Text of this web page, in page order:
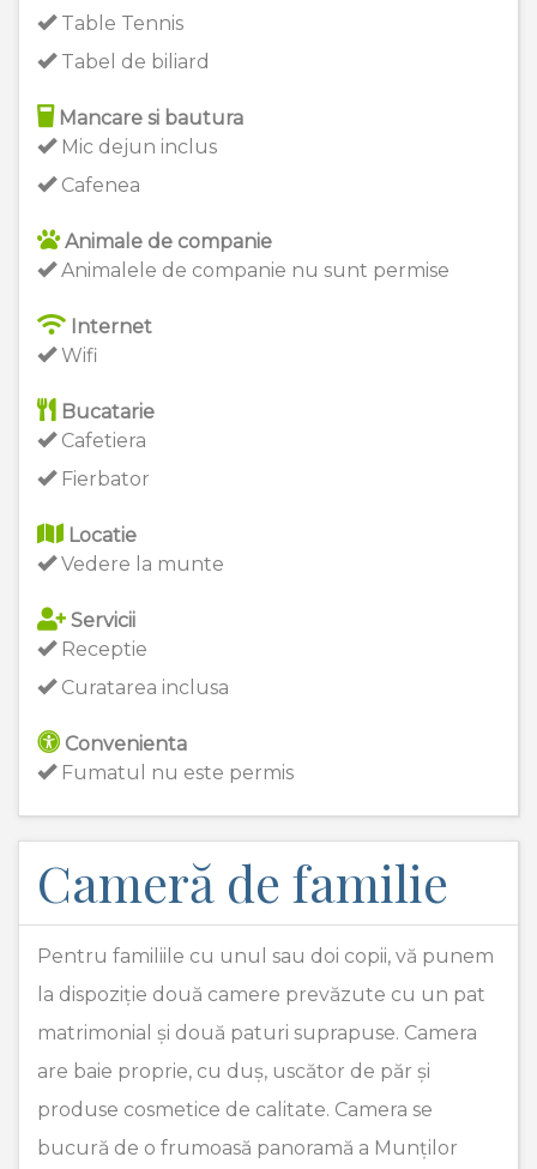
Table Tennis
Tabel de biliard
Mancare si bautura
Mic dejun inclus
Cafenea
Animale de companie
Animalele de companie nu sunt permise
Internet
Wifi
Bucatarie
Cafetiera
Fierbator
Locatie
Vedere la munte
Servicii
Receptie
Curatarea inclusa
Convenienta
Fumatul nu este permis
Cameră de familie
Pentru familiile cu unul sau doi copii, vă punem
la dispoziție două camere prevăzute cu un pat
matrimonial și două paturi suprapuse. Camera
are baie proprie, cu duș, uscător de păr și
produse cosmetice de calitate. Camera se
bucură de o frumoasă panoramă a Munților